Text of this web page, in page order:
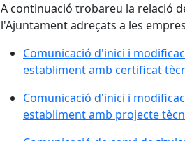
A continuació trobareu la relació
l'Ajuntament adreçats a les
Comunicació d'inici i
establiment amb certificat
Comunicació d'inici i
establiment amb projecte